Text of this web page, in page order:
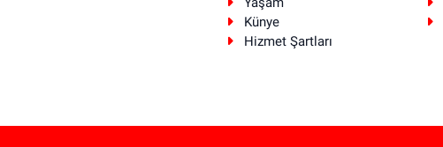
Künye
Hizmet Şartları